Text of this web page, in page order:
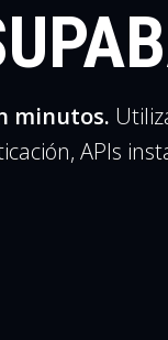
minutos.
APIs